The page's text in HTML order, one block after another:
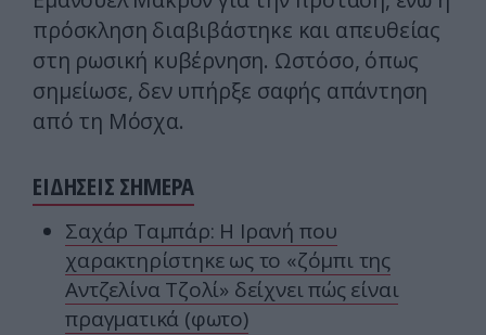
πρόσκληση διαβιβάστηκε και απευθείας
στη ρωσική κυβέρνηση. Ωστόσο, όπως
σημείωσε, δεν υπήρξε σαφής απάντηση
από τη Μόσχα.
ΕΙΔΗΣΕΙΣ ΣΗΜΕΡΑ
Σαχάρ Ταμπάρ: Η Ιρανή που
χαρακτηρίστηκε ως το «ζόμπι της
Αντζελίνα Τζολί» δείχνει πώς είναι
πραγματικά (φωτο)